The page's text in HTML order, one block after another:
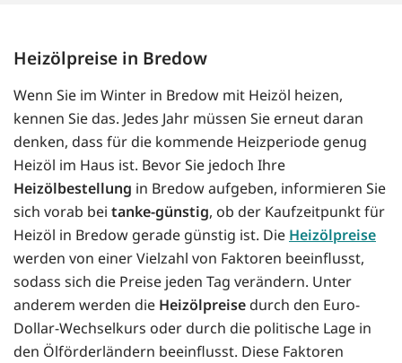
Heizölpreise in Bredow
Wenn Sie im Winter in Bredow mit Heizöl heizen,
kennen Sie das. Jedes Jahr müssen Sie erneut daran
denken, dass für die kommende Heizperiode genug
Heizöl im Haus ist. Bevor Sie jedoch Ihre
Heizölbestellung in Bredow aufgeben, informieren Sie
sich vorab bei tanke-günstig, ob der Kaufzeitpunkt für
Heizöl in Bredow gerade günstig ist. Die Heizölpreise
werden von einer Vielzahl von Faktoren beeinflusst,
sodass sich die Preise jeden Tag verändern. Unter
anderem werden die Heizölpreise durch den Euro-
Dollar-Wechselkurs oder durch die politische Lage in
den Ölförderländern beeinflusst. Diese Faktoren